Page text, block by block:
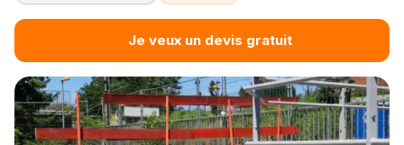
Je veux un devis gratuit